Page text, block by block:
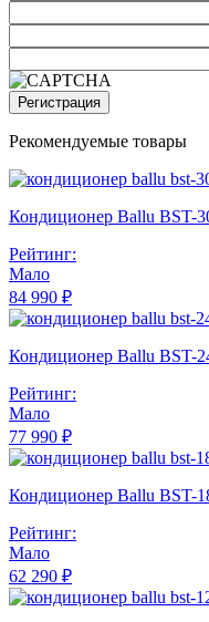
Регистрация
Рекомендуемые товары
Кондиционер Ballu BST-
Рейтинг:
Мало
84 990 ₽
Кондиционер Ballu BST-
Рейтинг:
Мало
77 990 ₽
Кондиционер Ballu BST-
Рейтинг:
Мало
62 290 ₽